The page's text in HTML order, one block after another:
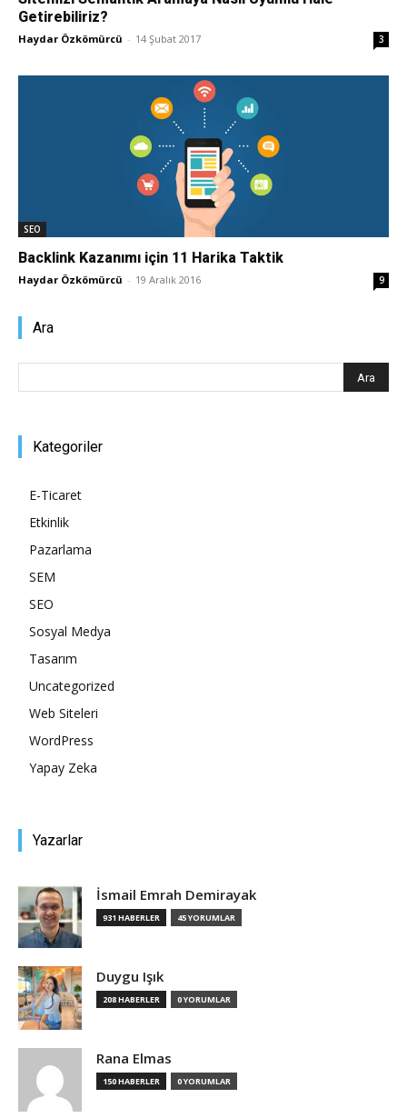
Getirebiliriz?
Haydar Özkömürcü - 14 Şubat 2017 3
SEO
Backlink Kazanımı için 11 Harika Taktik
Haydar Özkömürcü - 19 Aralık 2016 9
Ara
Kategoriler
E-Ticaret
Etkinlik
Pazarlama
SEM
SEO
Sosyal Medya
Tasarım
Uncategorized
Web Siteleri
WordPress
Yapay Zeka
Yazarlar
İsmail Emrah Demirayak
931 HABERLER 45 YORUMLAR
Duygu Işık
208 HABERLER 0 YORUMLAR
Rana Elmas
150 HABERLER 0 YORUMLAR